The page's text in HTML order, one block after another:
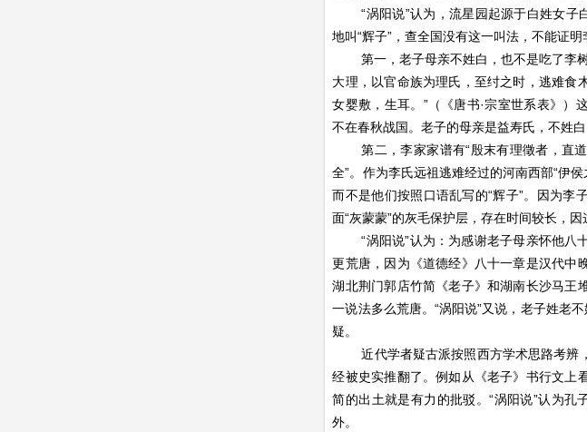
“涡阳说”认为，流星园起源于白姓女子
地叫“辉子”，查全国没有这一叫法，不能证明
第一，老子母亲不姓白，也不是吃了李
大理，以官命族为理氏，至纣之时，逃难食
女婴敷，生耳。”（《唐书·宗室世系表》）
不在春秋战国。老子的母亲是益寿氏，不姓
第二，李家家谱有“殷末有理徵者，直
全”。作为李氏远祖逃难经过的河南西部“伊侯
而不是他们按照口语乱写的“辉子”。因为李
面“灰蒙蒙”的灰毛保护层，存在时间较长，因
“涡阳说”认为：为感谢老子母亲怀他
更荒唐，因为《道德经》八十一章是汉代中
湖北荆门郭店竹简《老子》和湖南长沙马王
一说法多么荒唐。“涡阳说”又说，老子姓老
疑。
近代学者疑古派按照西方学术思路考辨
经被史实推翻了。例如从《老子》书行文上
简的出土就是有力的批驳。“涡阳说”认为孔
外。